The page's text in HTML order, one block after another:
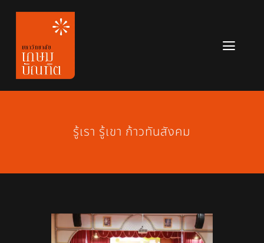
Skip
content
หลักสูตร
สมัครเรียน
รู้เรา รู้เขา ก้าวทันสังคม